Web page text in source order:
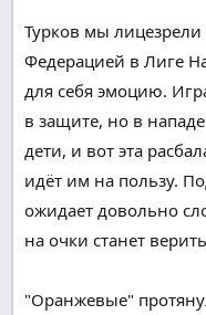
Турков мы лицезрели
Федерацией в Лиге
для себя эмоцию.
в защите, но в
дети, и вот эта
идёт им на пользу.
ожидает довольно
на очки станет верить
"Оранжевые"